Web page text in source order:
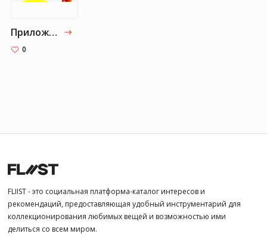
Приложение Postmates - Local Restaurant Delivery & Takeout
0
FLIIST - это социальная платформа-каталог интересов и
рекомендаций, предоставляющая удобный инструментарий для
коллекционирования любимых вещей и возможностью ими
делиться со всем миром.